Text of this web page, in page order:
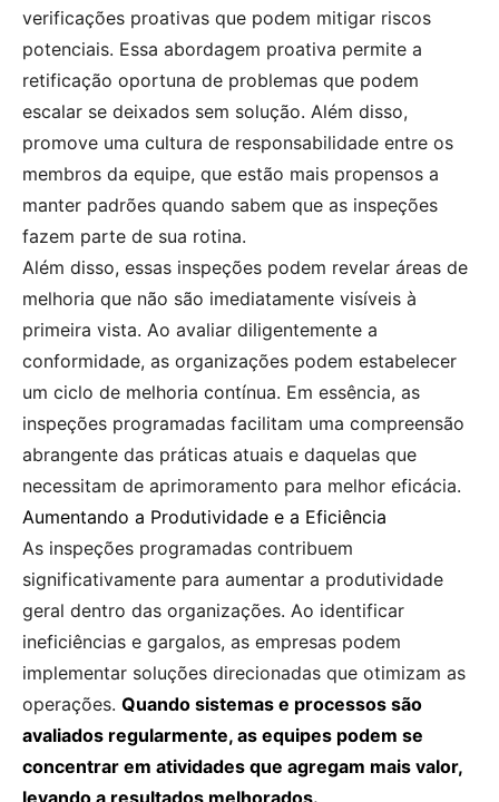
verificações proativas que podem mitigar riscos
potenciais. Essa abordagem proativa permite a
retificação oportuna de problemas que podem
escalar se deixados sem solução. Além disso,
promove uma cultura de responsabilidade entre os
membros da equipe, que estão mais propensos a
manter padrões quando sabem que as inspeções
fazem parte de sua rotina.
Além disso, essas inspeções podem revelar áreas de
melhoria que não são imediatamente visíveis à
primeira vista. Ao avaliar diligentemente a
conformidade, as organizações podem estabelecer
um ciclo de melhoria contínua. Em essência, as
inspeções programadas facilitam uma compreensão
abrangente das práticas atuais e daquelas que
necessitam de aprimoramento para melhor eficácia.
Aumentando a Produtividade e a Eficiência
As inspeções programadas contribuem
significativamente para aumentar a produtividade
geral dentro das organizações. Ao identificar
ineficiências e gargalos, as empresas podem
implementar soluções direcionadas que otimizam as
operações. Quando sistemas e processos são
avaliados regularmente, as equipes podem se
concentrar em atividades que agregam mais valor,